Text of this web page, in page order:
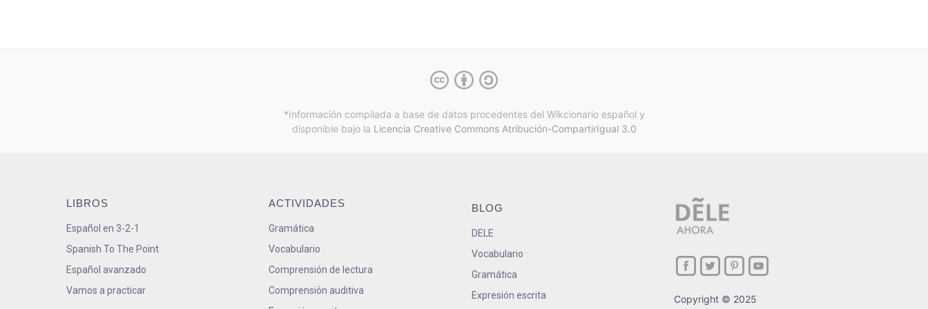
*Información compilada a base de datos procedentes del Wikcionario español y
disponible bajo la Licencia Creative Commons Atribución-CompartirIgual 3.0
LIBROS
Español en 3-2-1
Spanish To The Point
Español avanzado
Vamos a practicar
ACTIVIDADES
Gramática
Vocabulario
Comprensión de lectura
Comprensión auditiva
BLOG
DELE
Vocabulario
Gramática
Expresión escrita
Copyright © 2025